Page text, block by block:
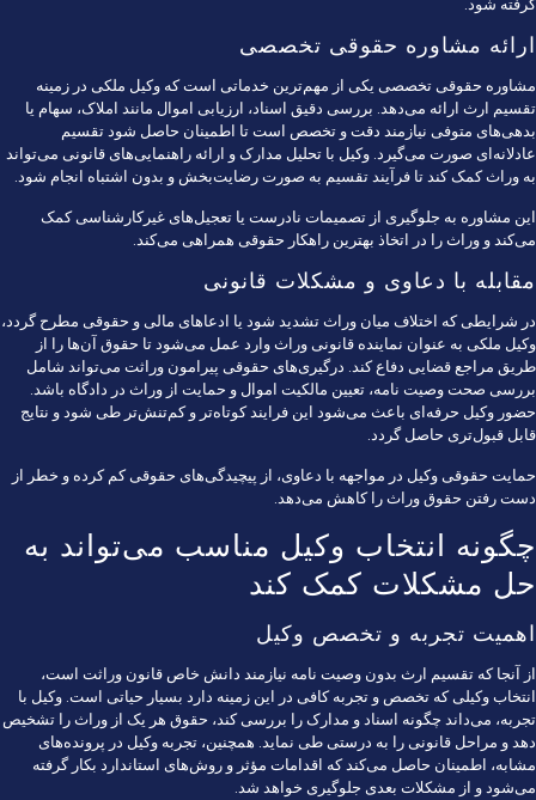
ارائه مشاوره حقوقی تخصصی
مشاوره حقوقی تخصصی یکی از مهم‌ترین خدماتی است که وکیل ملکی در زمینه
تقسیم ارث ارائه می‌دهد. بررسی دقیق اسناد، ارزیابی اموال مانند املاک، سهام یا
بدهی‌های متوفی نیازمند دقت و تخصص است تا اطمینان حاصل شود تقسیم
عادلانه‌ای صورت می‌گیرد. وکیل با تحلیل مدارک و ارائه راهنمایی‌های قانونی می‌تواند
به وراث کمک کند تا فرآیند تقسیم به صورت رضایت‌بخش و بدون اشتباه انجام شود.
این مشاوره به جلوگیری از تصمیمات نادرست یا تعجیل‌های غیرکارشناسی کمک
می‌کند و وراث را در اتخاذ بهترین راهکار حقوقی همراهی می‌کند.
مقابله با دعاوی و مشکلات قانونی
در شرایطی که اختلاف میان وراث تشدید شود یا ادعاهای مالی و حقوقی مطرح گردد،
وکیل ملکی به عنوان نماینده قانونی وراث وارد عمل می‌شود تا حقوق آن‌ها را از
طریق مراجع قضایی دفاع کند. درگیری‌های حقوقی پیرامون وراثت می‌تواند شامل
بررسی صحت وصیت نامه، تعیین مالکیت اموال و حمایت از وراث در دادگاه باشد.
حضور وکیل حرفه‌ای باعث می‌شود این فرایند کوتاه‌تر و کم‌تنش‌تر طی شود و نتایج
قابل قبول‌تری حاصل گردد.
حمایت حقوقی وکیل در مواجهه با دعاوی، از پیچیدگی‌های حقوقی کم کرده و خطر از
دست رفتن حقوق وراث را کاهش می‌دهد.
چگونه انتخاب وکیل مناسب می‌تواند به
حل مشکلات کمک کند
اهمیت تجربه و تخصص وکیل
از آنجا که تقسیم ارث بدون وصیت نامه نیازمند دانش خاص قانون وراثت است،
انتخاب وکیلی که تخصص و تجربه کافی در این زمینه دارد بسیار حیاتی است. وکیل با
تجربه، می‌داند چگونه اسناد و مدارک را بررسی کند، حقوق هر یک از وراث را تشخیص
دهد و مراحل قانونی را به درستی طی نماید. همچنین، تجربه وکیل در پرونده‌های
مشابه، اطمینان حاصل می‌کند که اقدامات مؤثر و روش‌های استاندارد بکار گرفته
می‌شود و از مشکلات بعدی جلوگیری خواهد شد.